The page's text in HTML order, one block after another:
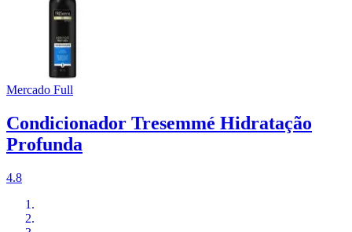
Mercado Full
Condicionador Tresemmé Hidratação
Profunda
4.8